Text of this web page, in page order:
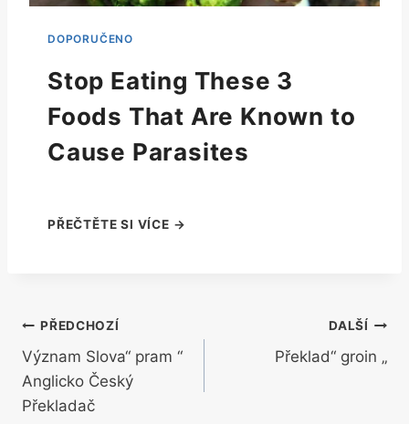
Stop Eating These 3
Foods That Are Known to
Cause Parasites
Navigace
pro
příspěvek
PŘEDCHOZÍ
Význam Slova“ pram “
Anglicko Český
Překladač
DALŠÍ
Překlad“ groin „